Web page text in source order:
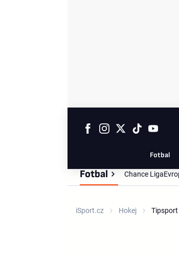
Fotbal
Fotbal Chance Liga
iSport.cz Hokej